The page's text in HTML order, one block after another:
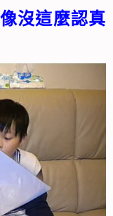
沒這麼認真